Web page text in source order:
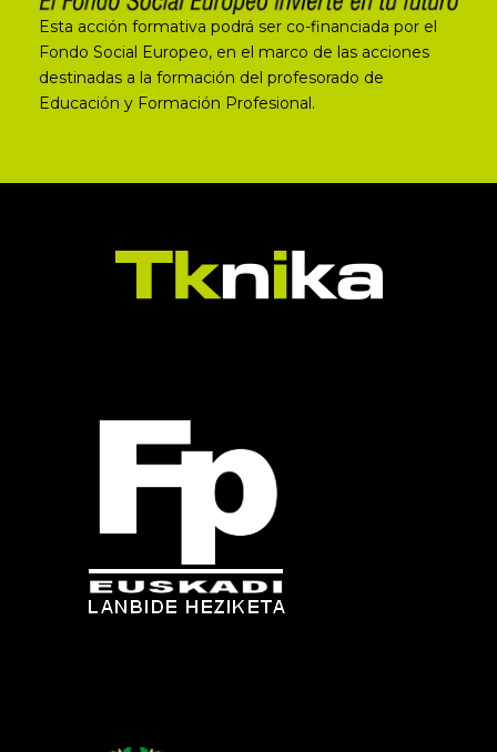
Esta acción formativa podrá ser co-financiada por el
Fondo Social Europeo, en el marco de las acciones
destinadas a la formación del profesorado de
Educación y Formación Profesional.